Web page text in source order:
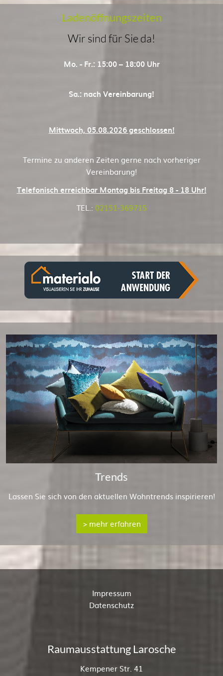
Ladenöffnungszeiten
Wir sind für Sie da!
Mo. - Fr.: 15:00 – 18:00 Uhr
Sa.: nach Vereinbarung!
Mittwoch, 05.08.2026 geschlossen!
Termine zu anderen Zeiten gerne nach vorheriger
Vereinbarung!
Telefonisch erreichbar Montag bis Freitag 8 - 18 Uhr!
TEL.: 02151-369715
Trends
Lassen Sie sich von den aktuellen Wohntrends inspirieren!
> mehr erfahren
Impressum
Datenschutz
Raumausstattung Larosche
Kempener Str. 41